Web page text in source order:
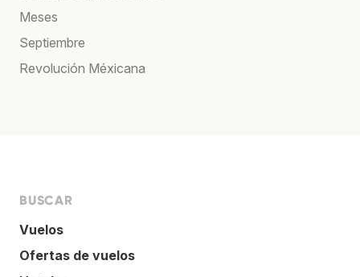
Meses
Septiembre
Revolución Méxicana
BUSCAR
Vuelos
Ofertas de vuelos